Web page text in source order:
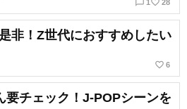
chat_bubble_outline 1 favorite_border 28
非！Z世代におすすめしたい
favorite_border 6
要チェック！J-POPシーンを